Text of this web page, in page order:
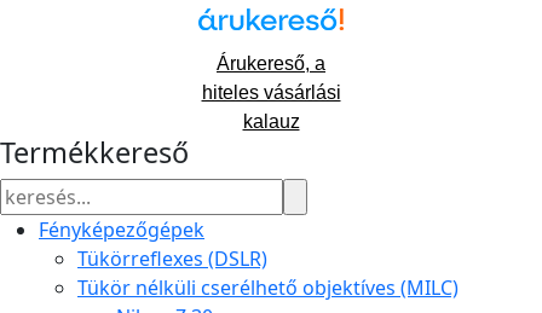
Árukereső, a
hiteles vásárlási
kalauz
Termékkereső
Fényképezőgépek
Tükörreflexes (DSLR)
Tükör nélküli cserélhető objektíves (MILC)